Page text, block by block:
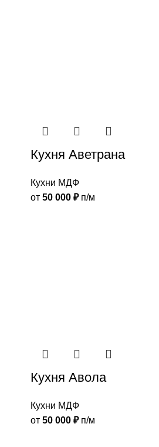
Кухня Аветрана
Кухни МДФ
от 50 000 ₽п/м
Кухня Авола
Кухни МДФ
от 50 000 ₽п/м